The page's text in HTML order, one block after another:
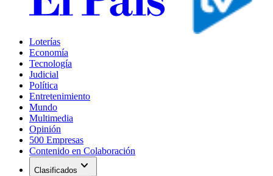
Loterías
Economía
Tecnología
Judicial
Política
Entretenimiento
Mundo
Multimedia
Opinión
500 Empresas
Contenido en Colaboración
Clasificados expand_more